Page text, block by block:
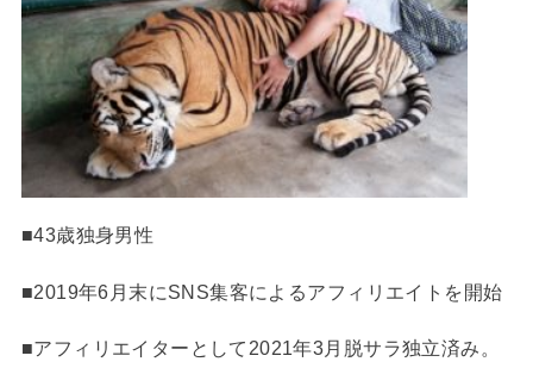
■43歳独身男性
■2019年6月末にSNS集客によるアフィリエイトを開始
■アフィリエイターとして2021年3月脱サラ独立済み。